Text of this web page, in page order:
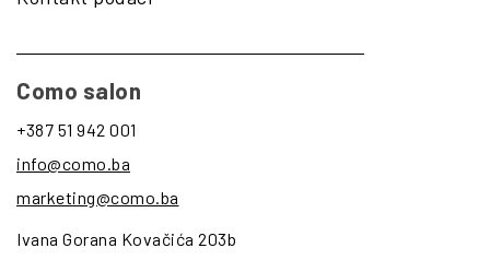
Como salon
+387 51 942 001
info@como.ba
marketing@como.ba
Ivana Gorana Kovačića 203b